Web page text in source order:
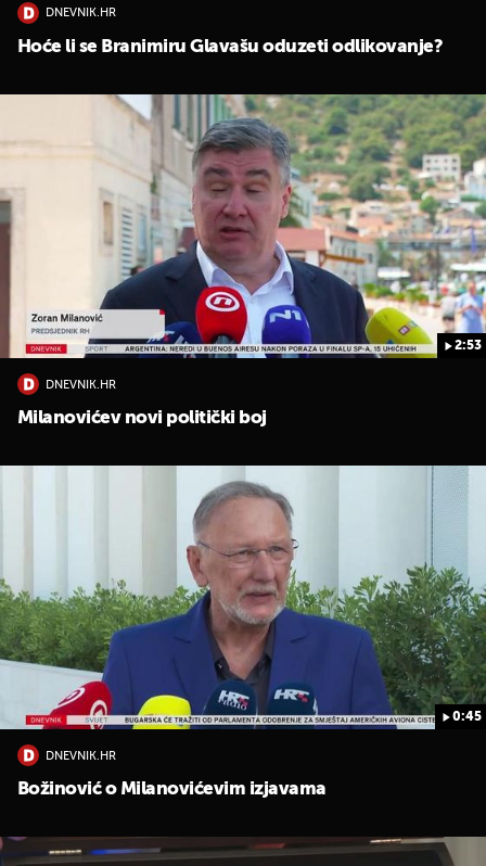
DNEVNIK.HR
Hoće li se Branimiru Glavašu oduzeti odlikovanje?
2:53
DNEVNIK.HR
Milanovićev novi politički boj
0:45
DNEVNIK.HR
Božinović o Milanovićevim izjavama
UKLJUČITE NOTIFIKACIJE